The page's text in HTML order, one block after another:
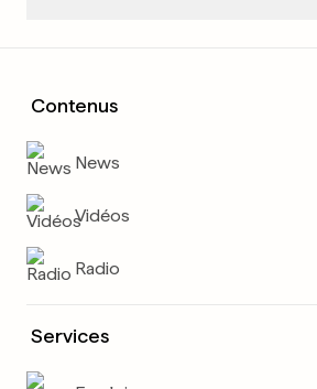
Contenus
News
Vidéos
Radio
Services